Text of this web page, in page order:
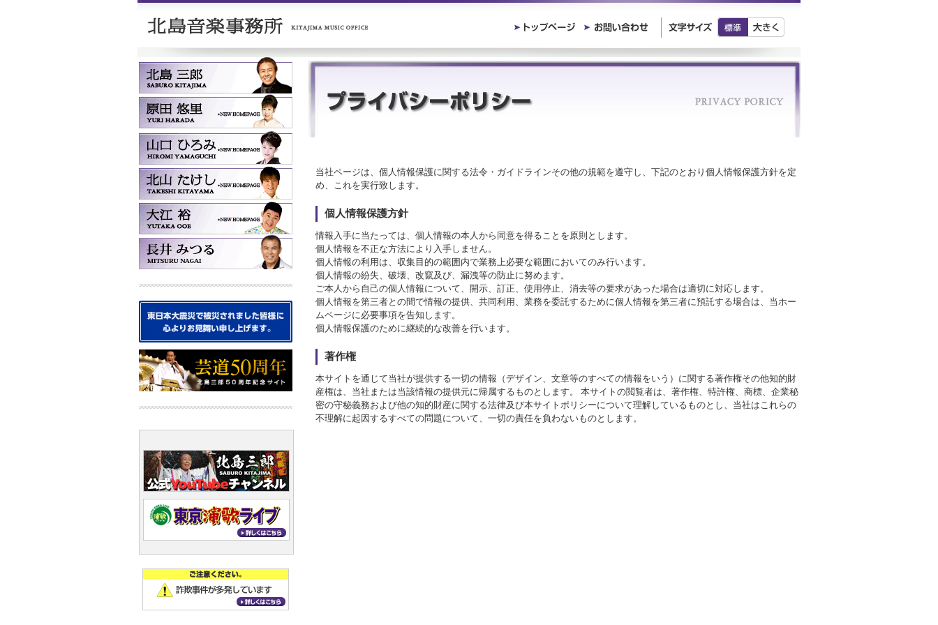
当社ページは、個人情報保護に関する法令・ガイドラインその他の規範を遵守し、下記のとおり個人情報保護方針を定
め、これを実行致します。
個人情報保護方針
情報入手に当たっては、個人情報の本人から同意を得ることを原則とします。
個人情報を不正な方法により入手しません。
個人情報の利用は、収集目的の範囲内で業務上必要な範囲においてのみ行います。
個人情報の紛失、破壊、改竄及び、漏洩等の防止に努めます。
ご本人から自己の個人情報について、開示、訂正、使用停止、消去等の要求があった場合は適切に対応します。
個人情報を第三者との間で情報の提供、共同利用、業務を委託するために個人情報を第三者に預託する場合は、当ホー
ムページに必要事項を告知します。
個人情報保護のために継続的な改善を行います。
著作権
本サイトを通じて当社が提供する一切の情報（デザイン、文章等のすべての情報をいう）に関する著作権その他知的財
産権は、当社または当該情報の提供元に帰属するものとします。 本サイトの閲覧者は、著作権、特許権、商標、企業秘
密の守秘義務および他の知的財産に関する法律及び本サイトポリシーについて理解しているものとし、当社はこれらの
不理解に起因するすべての問題について、一切の責任を負わないものとします。